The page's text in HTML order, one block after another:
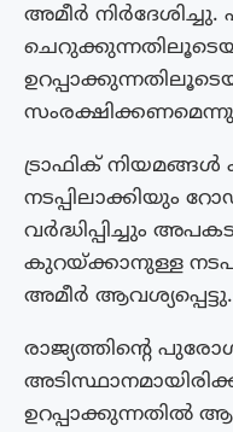
അമീർ
ട്രാഫിക്
നടപ്പിലാക്കിയും
വർദ്ധിപ്പിച്ചും
കുറയ്ക്കാനുള്ള
അമീർ ആവശ്യപ്പെട്ടു.
രാജ്യത്തിന്റെ
ഉറപ്പാക്കുന്നതിൽ